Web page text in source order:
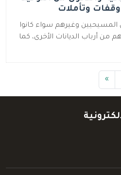
وقفات وتأملات
المسيحيين وغيرهم سواء كانوا
من أرباب الديانات الأخرى، كما
»